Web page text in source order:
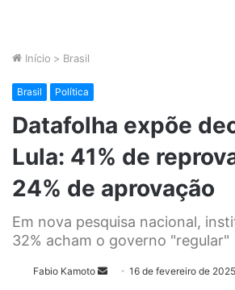
Início > Brasil
Brasil Política
Datafolha expõe
Lula: 41% de
24% de aprovação
Em nova pesquisa nacional,
32% acham o governo "regular"
Fabio Kamoto 16 de fevereiro de 2025